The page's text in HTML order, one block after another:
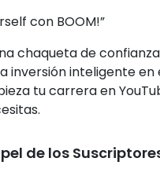
con BOOM!”
chaqueta de
inversión inteligente en
tu carrera en
de los